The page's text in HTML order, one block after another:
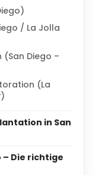
/ La Jolla
Diego –
(La
in San
– Die richtige